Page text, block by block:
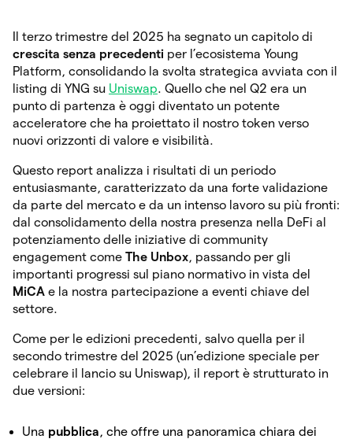
Il terzo trimestre del 2025 ha segnato un capitolo di
crescita senza precedenti per l’ecosistema Young
Platform, consolidando la svolta strategica avviata con il
listing di YNG su Uniswap. Quello che nel Q2 era un
punto di partenza è oggi diventato un potente
acceleratore che ha proiettato il nostro token verso
nuovi orizzonti di valore e visibilità.
Questo report analizza i risultati di un periodo
entusiasmante, caratterizzato da una forte validazione
da parte del mercato e da un intenso lavoro su più fronti:
dal consolidamento della nostra presenza nella DeFi al
potenziamento delle iniziative di community
engagement come The Unbox, passando per gli
importanti progressi sul piano normativo in vista del
MiCA e la nostra partecipazione a eventi chiave del
settore.
Come per le edizioni precedenti, salvo quella per il
secondo trimestre del 2025 (un’edizione speciale per
celebrare il lancio su Uniswap), il report è strutturato in
due versioni:
Una pubblica, che offre una panoramica chiara dei